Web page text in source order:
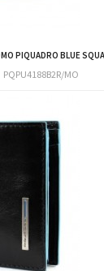
PIQUADRO BLUE
PQPU4188B2R/MO